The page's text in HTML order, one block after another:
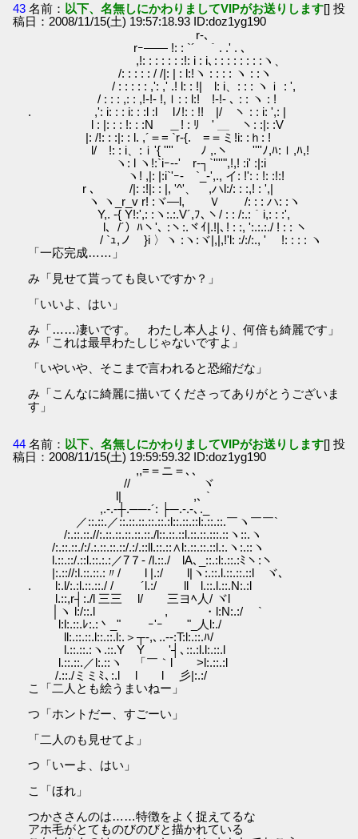
43 名前： 以下、名無しにかわりましてVIPがお送りします[] 投
稿日：2008/11/15(土) 19:57:18.93 ID:doz1yg190
r-､
rｰ―― !: : `´￣｀. .' . ､
,!: : : : : : :!: i : i､: : : : : : : :ヽ、
/: : : : : / /|: | : l:!ヽ : : : : ヽ : :ヽ
/ : : : : : ,': ,' .! l: : !| l: i、: : : ヽｉ : ',
/ : : : ,: : ,!-!‐ !,ｌ: : l:! !‐!- ､ : : ヽ : !
. ,': i: : : i: : :l :l lﾉ!: : !! |/ ヽ : : i: ',: |
l : |: : : !: : :N ＿! : ﾘ ' ＿ ヽ: :|: :V
|: /!: : :|: : l. ,´＝= `r‐{. =＝ミ!i: :ｈ: !
l/ !: : i、:ｉ'{ '''' ﾉ ,.ヽ ''''ﾉ,ﾊ:ｌ,ﾊ,!
ヽ: l ヽ!:`iｰ‐‐' r‐┐`''''",!,! :i' :|:i
ヽ! ,|: |:i`'ｰ- `_‐',., イ: !': : !: :!:!
r ､ /|: :!|: : |, '^'、 ,ハl:/: : :,! : ',|
ヽ ヽ_r_v r! :ヾ―l, Ｖ /: : : ハ: :ヽ
Y,. -{ Y!:',: :ヽ:.:.V´,ﾌ､ヽ/ : : /:.:｀i,: : :',
l、/´）ﾊヽ'､ :ヽ:.ヾｲ|.!|､! : :, ':.:.:./ ! : : ヽ
/ `ｭ,ノ }i 〉ヽ :ヽ:ヾ|,|,!'l: :/:/:., ' !: : : : ヽ
「一応完成……」
み「見せて貰っても良いですか？」
「いいよ、はい」
み「……凄いです。 わたし本人より、何倍も綺麗です」
み「これは最早わたしじゃないですよ」
「いやいや、そこまで言われると恐縮だな」
み「こんなに綺麗に描いてくださってありがとうございま
す」
44 名前： 以下、名無しにかわりましてVIPがお送りします[] 投
稿日：2008/11/15(土) 19:59:59.32 ID:doz1yg190
,,=＝ニ＝､､
// ヾ
l| ,､ `
,.-.‐┼.──‐´: ├─.-.-､._
／::.::.／::.::.::.::.::.:l::.::.::l:.::.::.￣ヽ￣￣`
/:.::.::.//:.::.::.::.::.::./l::.::.::l.::.::.:::.::ヽ::.ヽ
/:.::.::./:/.:.::.::.::/.:/.::ll.::.::∧l:.::.::.::l.:.ヽ:.::ヽ
l.::.::/.::l.::.:.:／7７‐ /l.::./ lA､_::.:l:.::.:ﾐヽ:ヽ
|:.:://:l.::.::.:〃/ l |.:/ l|ヽ:.::.l.::.::.::l ヾ､
. l:.l/:.:l.::.::./ / ´l.:/ ll l.::.l.::.N:.:l
l.::,r┤:./l 三三 l/ 三ヨﾍ人/ ヾl
│ヽ l:/::.l , ・l:N:.:/ `
l:l:.::.ﾚ:.:丶_" ｰ'ｰ "_人l:./
ll:.::.::.l::.::.l:.＞┬-,､..-‐:T:l:.::.ﾊ/
l.::.::.:ヽ.::.Y Y '┤､::.:l.l:.::.l
l.::.::.／l:.::ヽ 「￣｀l >l:.::.:l
/.::./ミミﾐ､:.l l l 彡|:.:/
こ「二人とも絵うまいねー」
つ「ホントだー、すごーい」
「二人のも見せてよ」
つ「いーよ、はい」
こ「ほれ」
つかささんのは……特徴をよく捉えてるな
アホ毛がとてものびのびと描かれている